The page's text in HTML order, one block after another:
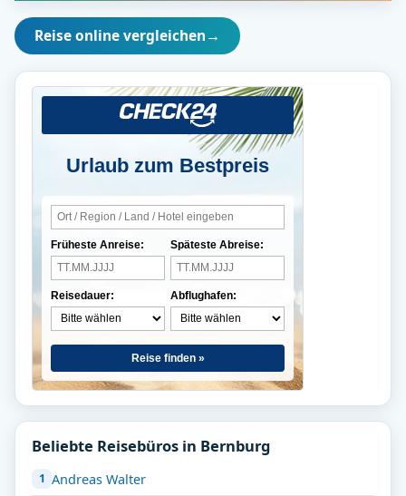
Reise online vergleichen→
Urlaub zum Bestpreis
Früheste Anreise:
Reisedauer:
Späteste Abreise:
Abflughafen:
Reise finden »
Beliebte Reisebüros in Bernburg
Andreas Walter